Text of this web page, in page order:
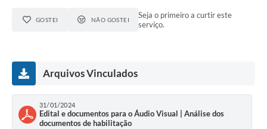
GOSTEI NÃO GOSTEI
Seja o primeiro a curtir este
serviço.
Arquivos Vinculados
31/01/2024
Edital e documentos para o Áudio Visual | Análise dos
documentos de habilitação